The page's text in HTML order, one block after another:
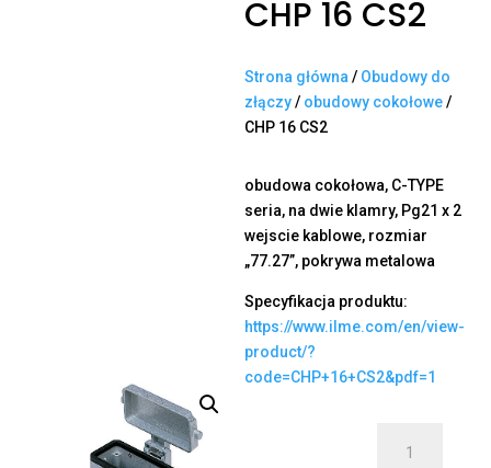
CHP 16 CS2
Strona główna / Obudowy do
złączy/ obudowy cokołowe/
CHP 16 CS2
obudowa cokołowa, C-TYPE
seria, na dwie klamry, Pg21 x 2
wejscie kablowe, rozmiar
„77.27”, pokrywa metalowa
Specyfikacja produktu:
https://www.ilme.com/en/view-
product/?
code=CHP+16+CS2&pdf=1